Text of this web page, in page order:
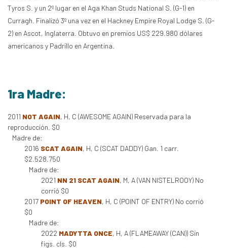
Tyros S. y un 2º lugar en el Aga Khan Studs National S. (G-1) en
Curragh. Finalizó 3º una vez en el Hackney Empire Royal Lodge S. (G-
2) en Ascot, Inglaterra. Obtuvo en premios US$ 229.980 dólares
americanos y Padrillo en Argentina.
1ra Madre:
2011 NOT AGAIN, H, C (AWESOME AGAIN) Reservada para la
reproducción. $0
Madre de:
2016 SCAT AGAIN, H, C (SCAT DADDY) Gan. 1 carr.
$2.528.750
Madre de:
2021 NN 21 SCAT AGAIN, M, A (VAN NISTELROOY) No
corrió $0
2017 POINT OF HEAVEN, H, C (POINT OF ENTRY) No corrió
$0
Madre de:
2022 MADYTTA ONCE, H, A (FLAMEAWAY (CAN)) Sin
figs. cls. $0